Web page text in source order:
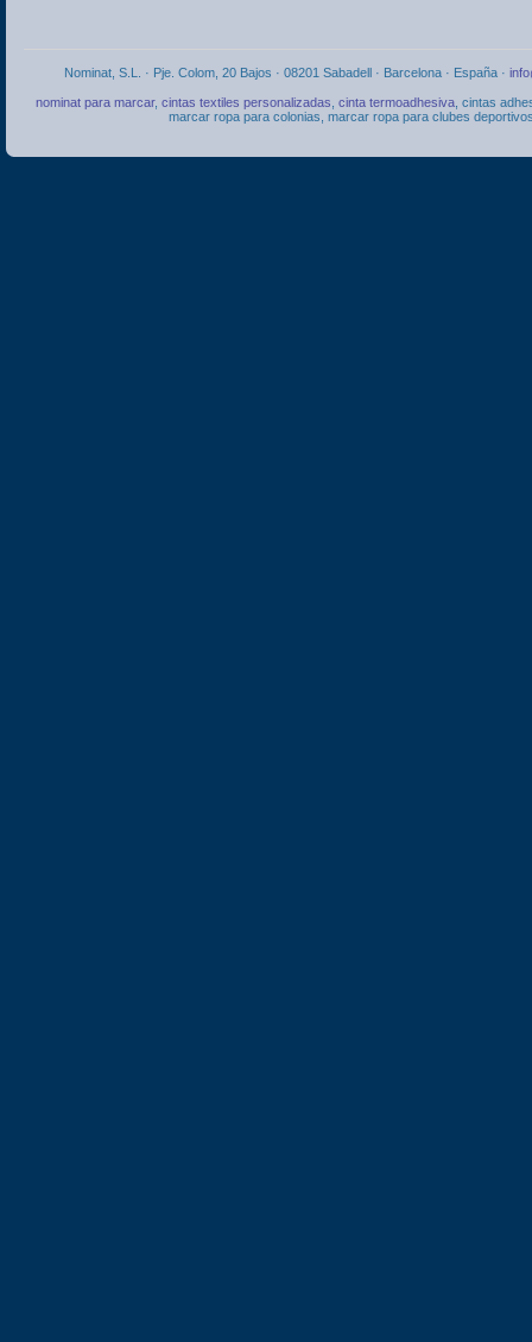
Nominat, S.L. · Pje. Colom, 20 Bajos · 08201 Sabadell · Barcelona · España ·
nominat para marcar, cintas textiles personalizadas cinta termoadhesiva , cintas
marcar ropa para colonias, marcar ropa para clubes